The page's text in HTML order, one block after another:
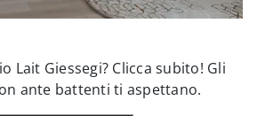
Lait Giessegi? Clicca subito! Gli
ante battenti ti aspettano.